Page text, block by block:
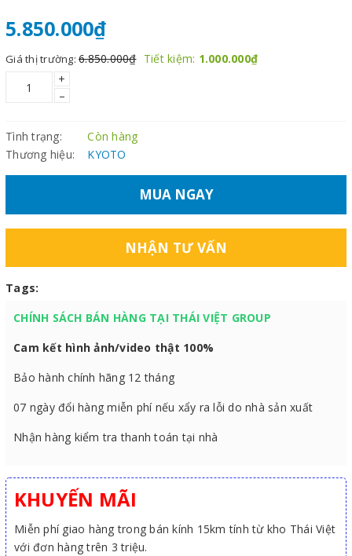
5.850.000₫
Giá thị trường: 6.850.000₫ Tiết kiệm: 1.000.000₫
+
–
Tình trạng:
Còn hàng
Thương hiệu:
KYOTO
MUA NGAY
NHẬN TƯ VẤN
Tags:
CHÍNH SÁCH BÁN HÀNG TẠI THÁI VIỆT GROUP
Cam kết hình ảnh/video thật 100%
Bảo hành chính hãng 12 tháng
07 ngày đổi hàng miễn phí nếu xẩy ra lỗi do nhà sản xuất
Nhận hàng kiểm tra thanh toán tại nhà
KHUYẾN MÃI
Miễn phí giao hàng trong bán kính 15km tính từ kho Thái Việt
với đơn hàng trên 3 triệu.